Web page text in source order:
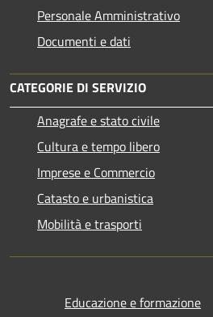
Personale Amministrativo
Documenti e dati
CATEGORIE DI SERVIZIO
Anagrafe e stato civile
Cultura e tempo libero
Imprese e Commercio
Catasto e urbanistica
Mobilità e trasporti
Educazione e formazione